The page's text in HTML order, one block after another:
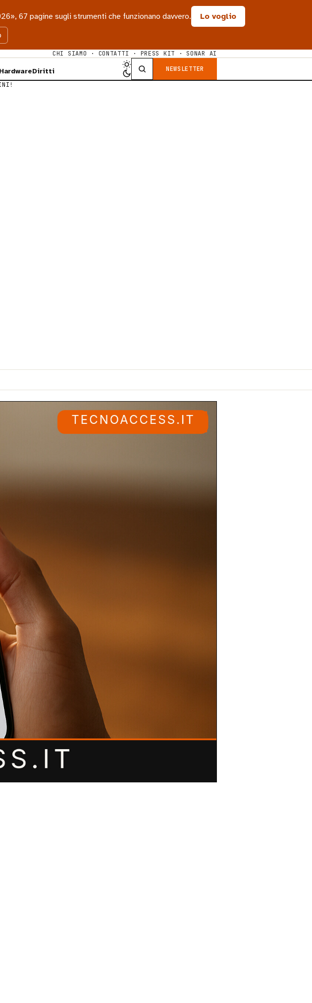
67 pagine sugli strumenti che funzionano davvero. Lo voglio
CHI SIAMO · CONTATTI · PRESS KIT · SONAR AI
Diritti
NEWSLETTER